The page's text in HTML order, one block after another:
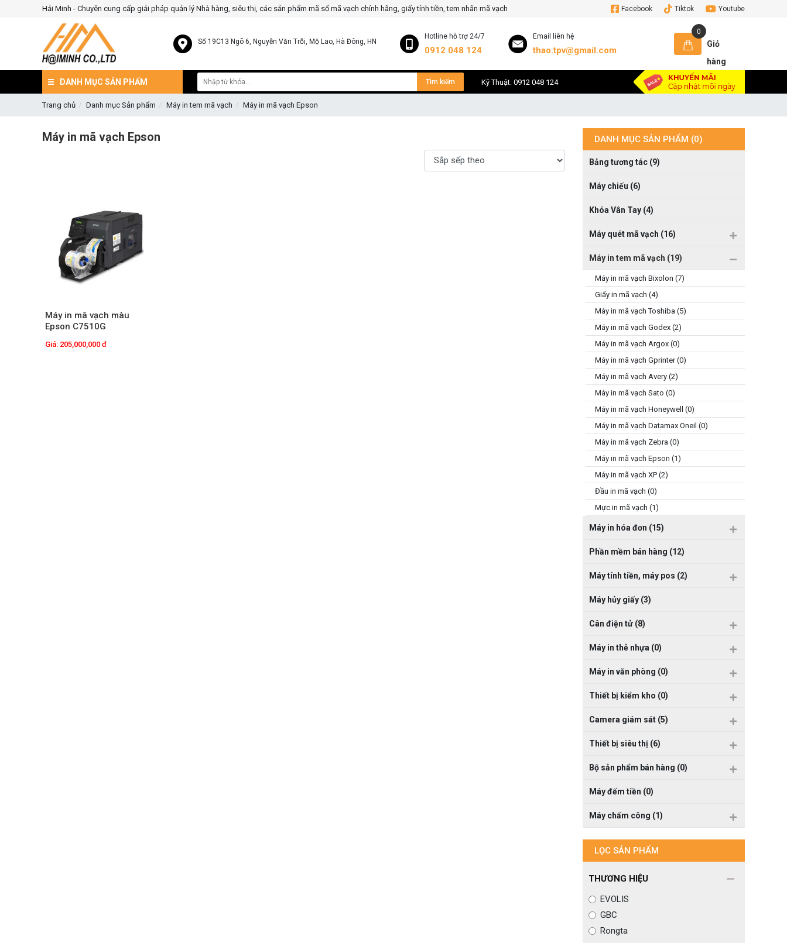
Hải Minh - Chuyên cung cấp giải pháp quản lý Nhà hàng, siêu thị, các sản phẩm mã số mã vạch chính hãng, giấy tính tiền, tem nhãn mã vạch Facebook Tiktok Youtube
Số 19C13 Ngõ 6, Nguyễn Văn Trỗi, Mộ Lao, Hà Đông, HN
Hotline hỗ trợ 24/7
0912 048 124
Email liên hệ
thao.tpv@gmail.com
0
Giỏ
hàng
DANH MỤC SẢN PHẨM Tìm kiếm Kỹ Thuật: 0912 048 124
Trang chủ Danh mục Sản phẩm Máy in tem mã vạch Máy in mã vạch Epson
Máy in mã vạch Epson
Máy in mã vạch màu
Epson C7510G
Giá: 205,000,000 đ
DANH MỤC SẢN PHẨM (0)
Bảng tương tác (9)
Máy chiếu (6)
Khóa Vân Tay (4)
Máy quét mã vạch (16)
Máy in tem mã vạch (19)
Máy in mã vạch Bixolon (7)
Giấy in mã vạch (4)
Máy in mã vạch Toshiba (5)
Máy in mã vạch Godex (2)
Máy in mã vạch Argox (0)
Máy in mã vạch Gprinter (0)
Máy in mã vạch Avery (2)
Máy in mã vạch Sato (0)
Máy in mã vạch Honeywell (0)
Máy in mã vạch Datamax Oneil (0)
Máy in mã vạch Zebra (0)
Máy in mã vạch Epson (1)
Máy in mã vạch XP (2)
Đầu in mã vạch (0)
Mực in mã vạch (1)
Máy in hóa đơn (15)
Phần mềm bán hàng (12)
Máy tính tiền, máy pos (2)
Máy hủy giấy (3)
Cân điện tử (8)
Máy in thẻ nhựa (0)
Máy in văn phòng (0)
Thiết bị kiểm kho (0)
Camera giám sát (5)
Thiết bị siêu thị (6)
Bộ sản phẩm bán hàng (0)
Máy đếm tiền (0)
Máy chấm công (1)
LỌC SẢN PHẨM
THƯƠNG HIỆU
EVOLIS
GBC
Rongta